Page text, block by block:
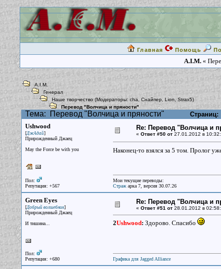
Главная Помощь
A.I.M. «
A.I.M.
Генерал
Наше творчество (Модераторы: cha Снайпер, Lion, Strax5)
Перевод "Волчица и пряности"
Тема: Перевод "Волчица и пряности" Страниц:
Ushwood
[ДжАдай]
Прирожденный Джаец
May the Force be with you
Пол:
Репутация: +567
Re: Перевод "Волчица и
« Ответ #50 от27.01.2012 в
Наконец-то взялся за 5 том. Пролог
Мои текущие переводы:
Стражарка 7, версия 30.07.26
Green Eyes
[Добрый волшебник]
Прирожденный Джаец
И тишина...
Пол:
Репутация: +680
Re: Перевод "Волчица и
« Ответ #51 от28.01.2012 в
2Ushwood: Здорово. Спасибо
Графика для Jagged Alliance